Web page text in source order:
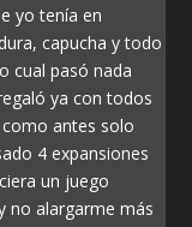
yo tenía en
capucha y todo
cual pasó nada
ya con todos
como antes solo
4 expansiones
un juego
no alargarme más